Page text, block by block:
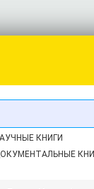
КНИГИ